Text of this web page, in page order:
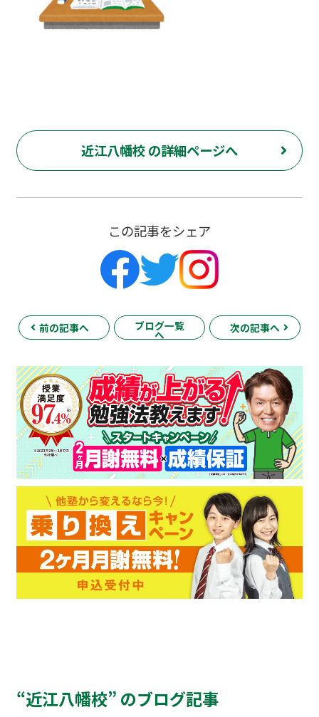
近江八幡校 の詳細ページへ
この記事をシェア
前の記事へ ブログ一覧
へ
次の記事へ
“近江八幡校” のブログ記事